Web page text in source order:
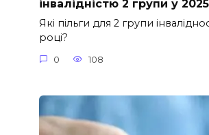
інвалідністю 2 групи у
Які пільги для 2 групи
році?
0 108